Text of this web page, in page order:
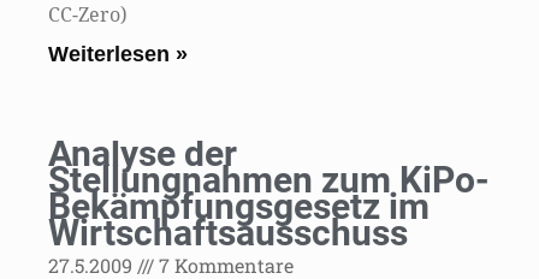
CC-Zero)
Weiterlesen »
Analyse der
Stellungnahmen zum KiPo-
Bekämpfungsgesetz im
Wirtschaftsausschuss
27.5.2009 7 Kommentare